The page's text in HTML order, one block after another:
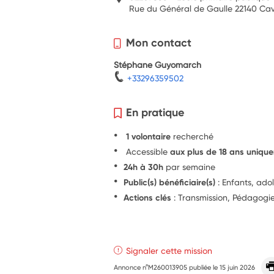
Rue du Général de Gaulle 22140
Mon contact
Stéphane Guyomarch
+33296359502
En pratique
1 volontaire recherché
Accessibleaux plus de 18 ans
24h à 30h par semaine
Public(s) bénéficiaire(s) : Enfants,
Actions clés : Transmission,
Signaler cette mission
Annonce n°M260013905 publiée le15 juin 2026